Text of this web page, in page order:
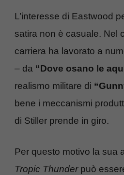
L’interesse di Eastwood
satira non è casuale. Nel
carriera ha lavorato a
– da “Dove osano le
realismo militare di
bene i meccanismi
di Stiller prende in giro.
Per questo motivo la sua
Tropic Thunderpuò